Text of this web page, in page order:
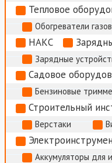
Тепловое
Обогреватели
НАКС
Зарядные
Садовое
Бензиновые
Строительный
Верстаки
Аккумуляторы для